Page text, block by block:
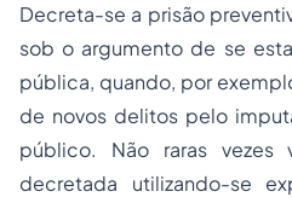
Decreta-se a prisão
sob o argumento de se
pública, quando, por
de novos delitos pelo
público. Não raras vezes
decretada utilizando-se